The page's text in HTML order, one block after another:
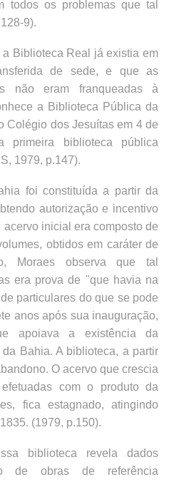
todos os problemas que tal
9).
Biblioteca Real já existia em
de sede, e que as
não eram franqueadas à
a Biblioteca Pública da
Colégio dos Jesuítas em 4 de
biblioteca pública
1979, p.147).
foi constituída a partir da
autorização e incentivo
inicial era composto de
obtidos em caráter de
Moraes observa que tal
era prova de "que havia na
particulares do que se pode
anos após sua inauguração,
apoiava a existência da
Bahia. A biblioteca, a partir
O acervo que crescia
com o produto da
fica estagnado, atingindo
(1979, p.150).
biblioteca revela dados
de obras de referência